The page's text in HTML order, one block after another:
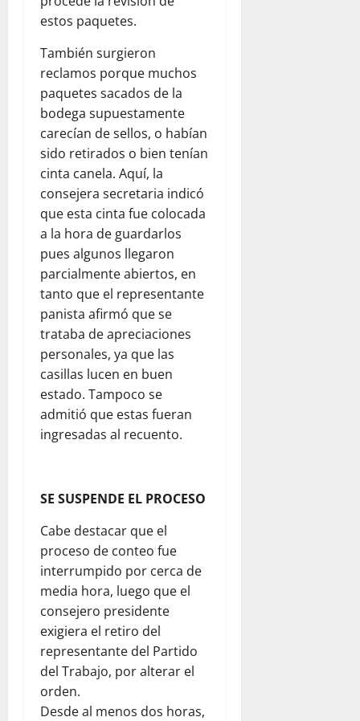
estos paquetes.
También surgieron
reclamos porque muchos
paquetes sacados de la
bodega supuestamente
carecían de sellos, o habían
sido retirados o bien tenían
cinta canela. Aquí, la
consejera secretaria indicó
que esta cinta fue colocada
a la hora de guardarlos
pues algunos llegaron
parcialmente abiertos, en
tanto que el representante
panista afirmó que se
trataba de apreciaciones
personales, ya que las
casillas lucen en buen
estado. Tampoco se
admitió que estas fueran
ingresadas al recuento.
SE SUSPENDE EL PROCESO
Cabe destacar que el
proceso de conteo fue
interrumpido por cerca de
media hora, luego que el
consejero presidente
exigiera el retiro del
representante del Partido
del Trabajo, por alterar el
orden.
Desde al menos dos horas,